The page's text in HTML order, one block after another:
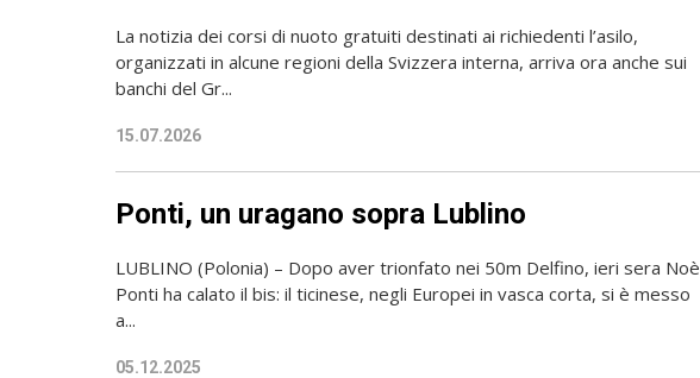
La notizia dei corsi di nuoto gratuiti destinati ai richiedenti l’asilo,
organizzati in alcune regioni della Svizzera interna, arriva ora anche sui
banchi del Gr...
15.07.2026
Ponti, un uragano sopra Lublino
LUBLINO (Polonia) – Dopo aver trionfato nei 50m Delfino, ieri sera Noè
Ponti ha calato il bis: il ticinese, negli Europei in vasca corta, si è messo
a...
05.12.2025